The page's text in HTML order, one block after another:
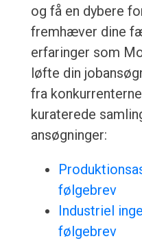
og få en dybere
fremhæver dine
erfaringer som
løfte din
fra
kuraterede
ansøgninger:
følgebrev
Industriel
følgebrev